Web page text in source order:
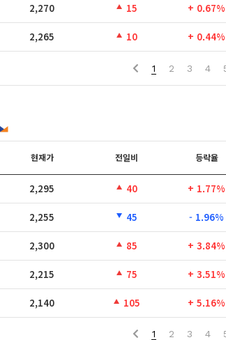
2,270 15 + 0.67%
2,265 10 + 0.44%
1 2 3 4
현재가 전일비 등락율
2,295 40 + 1.77%
2,255 45 - 1.96%
2,300 85 + 3.84%
2,215 75 + 3.51%
2,140 105 + 5.16%
1 2 3 4